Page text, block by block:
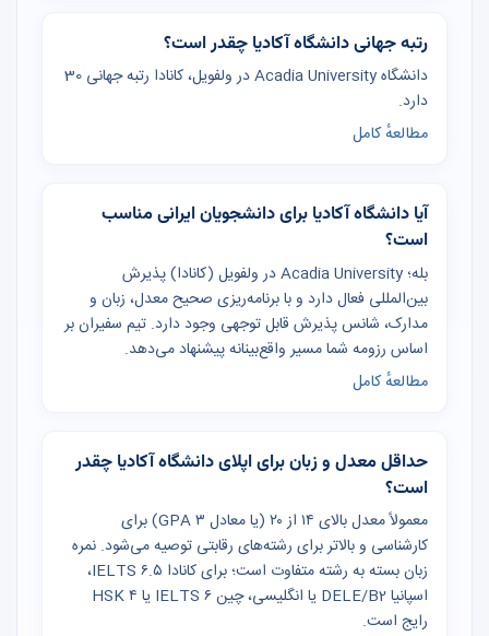
رتبه جهانی دانشگاه آکادیا چقدر است؟
دانشگاه Acadia University در ولفویل، کانادا رتبه جهانی 30
دارد.
مطالعهٔ کامل
آیا دانشگاه آکادیا برای دانشجویان ایرانی مناسب
است؟
بله؛ Acadia University در ولفویل (کانادا) پذیرش
بین‌المللی فعال دارد و با برنامه‌ریزی صحیح معدل، زبان و
مدارک، شانس پذیرش قابل توجهی وجود دارد. تیم سفیران بر
اساس رزومه شما مسیر واقع‌بینانه پیشنهاد می‌دهد.
مطالعهٔ کامل
حداقل معدل و زبان برای اپلای دانشگاه آکادیا چقدر
است؟
معمولاً معدل بالای ۱۴ از ۲۰ (یا معادل GPA ۳) برای
کارشناسی و بالاتر برای رشته‌های رقابتی توصیه می‌شود. نمره
زبان بسته به رشته متفاوت است؛ برای کانادا IELTS ۶.۵،
اسپانیا DELE/B2 یا انگلیسی، چین IELTS ۶ یا HSK ۴
رایج است.